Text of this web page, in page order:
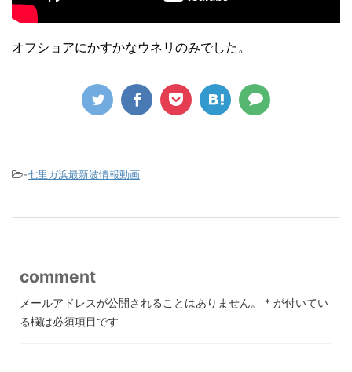
オフショアにかすかなウネリのみでした。
-七里ガ浜最新波情報動画
comment
メールアドレスが公開されることはありません。 * が付いてい
る欄は必須項目です